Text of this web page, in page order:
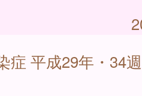
症 平成29年・34